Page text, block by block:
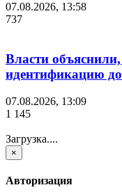
07.08.2026, 13:58
737
Власти объяснили,
идентификацию
07.08.2026, 13:09
1 145
Загрузка....
×
Авторизация